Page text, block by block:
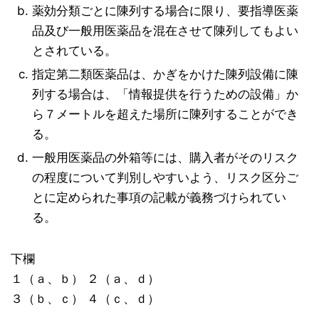
薬効分類ごとに陳列する場合に限り、要指導医薬
品及び一般用医薬品を混在させて陳列してもよい
とされている。
指定第二類医薬品は、かぎをかけた陳列設備に陳
列する場合は、「情報提供を行うための設備」か
ら７メートルを超えた場所に陳列することができ
る。
一般用医薬品の外箱等には、購入者がそのリスク
の程度について判別しやすいよう、リスク区分ご
とに定められた事項の記載が義務づけられてい
る。
下欄
１（ａ、ｂ） ２（ａ、ｄ）
３（ｂ、ｃ） ４（ｃ、ｄ）